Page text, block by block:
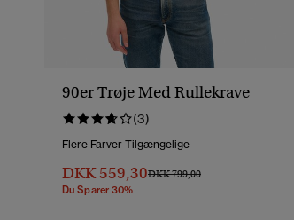
90er Trøje Med Rullekrave
(3)
Flere Farver Tilgængelige
DKK 559,30Pris Nedsat Fra
DKK 799,00Til
Du Sparer 30%